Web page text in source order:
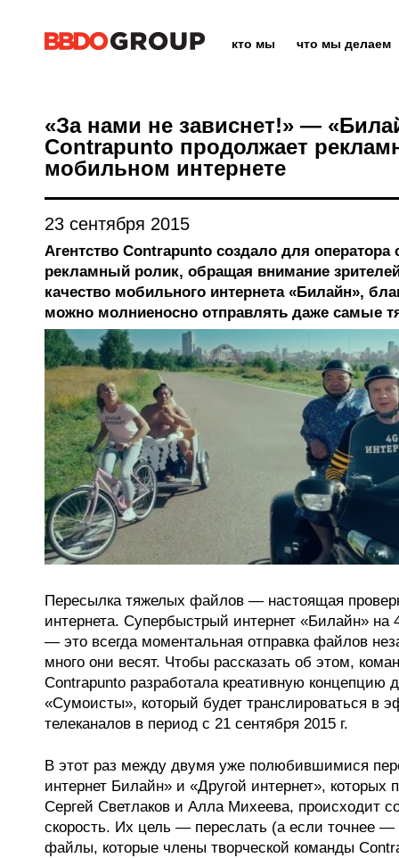
кто мы что мы делаем
«За нами не зависнет!» —
Contrapunto продолжает
мобильном интернете
23 сентября 2015
Агентство Contrapunto создало для оператора
рекламный ролик, обращая внимание
качество мобильного интернета «Билайн»,
можно молниеносно отправлять даже самые
Пересылка тяжелых файлов — настоящая
интернета. Супербыстрый интернет «Билайн» на
— это всегда моментальная отправка файлов
много они весят. Чтобы рассказать об этом,
Contrapunto разработала креативную концепцию
«Сумоисты», который будет транслироваться в
телеканалов в период с 21 сентября 2015 г.
В этот раз между двумя уже полюбившимися
интернет Билайн» и «Другой интернет», которых
Сергей Светлаков и Алла Михеева, происходит
скорость. Их цель — переслать (а если точнее —
файлы, которые члены творческой команды